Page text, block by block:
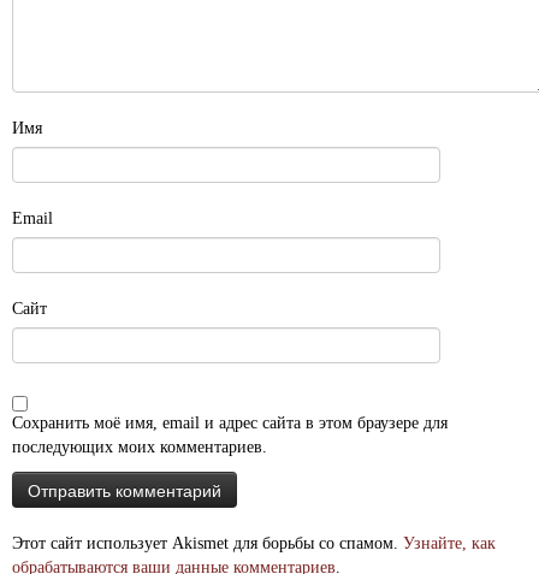
Имя
Email
Сайт
Сохранить моё имя, email и адрес сайта в этом браузере для
последующих моих комментариев.
Этот сайт использует Akismet для борьбы со спамом. Узнайте, как
обрабатываются ваши данные комментариев.